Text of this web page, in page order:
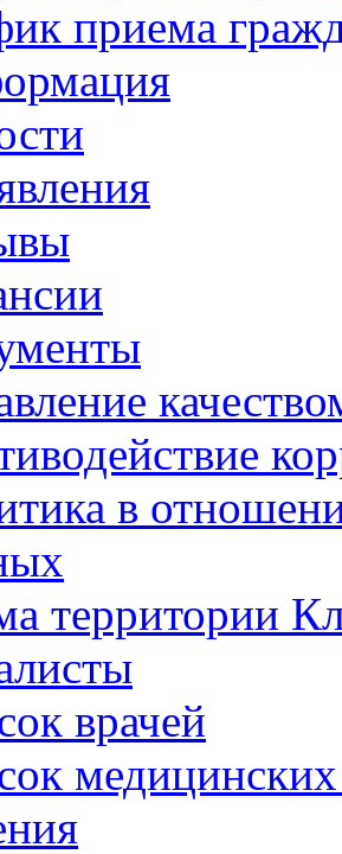
приема
в
территории
врачей
медицинских